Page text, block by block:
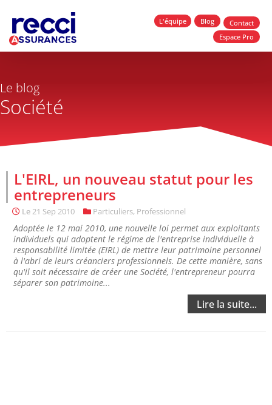
L'équipe Blog
Contact
Espace Pro
Le blog
Société
L'EIRL, un nouveau statut pour les
entrepreneurs
Le21 Sep 2010 Particuliers, Professionnel
Adoptée le 12 mai 2010, une nouvelle loi permet aux exploitants
individuels qui adoptent le régime de l'entreprise individuelle à
responsabilité limitée (EIRL) de mettre leur patrimoine personnel
à l'abri de leurs créanciers professionnels. De cette manière, sans
qu'il soit nécessaire de créer une Société, l'entrepreneur pourra
séparer son patrimoine...
Lire la suite...